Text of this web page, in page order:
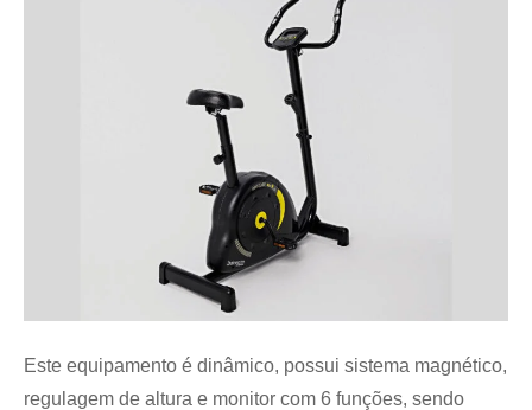
Este equipamento é dinâmico, possui sistema magnético,
regulagem de altura e monitor com 6 funções, sendo